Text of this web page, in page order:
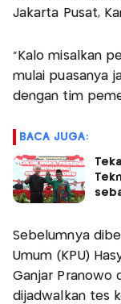
Jakarta Pusat,
"Kalo misalkan
mulai puasanya
dengan tim
BACA JUGA:
Sebelumnya
Umum (KPU)
Ganjar Pranowo
dijadwalkan tes